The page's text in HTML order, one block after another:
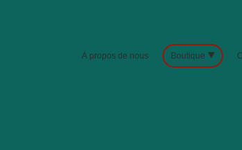
À propos de nous Boutique